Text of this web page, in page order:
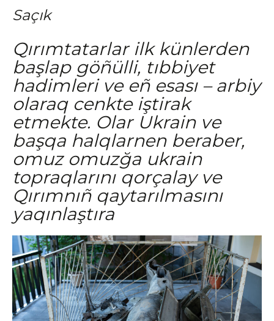
Saçık
Qırımtatarlar ilk künlerden
başlap göñülli, tıbbiyet
hadimleri ve eñ esası – arbiy
olaraq cenkte iştirak
etmekte. Olar Ukrain ve
başqa halqlarnen beraber,
omuz omuzğa ukrain
topraqlarını qorçalay ve
Qırımnıñ qaytarılmasını
yaqınlaştıra